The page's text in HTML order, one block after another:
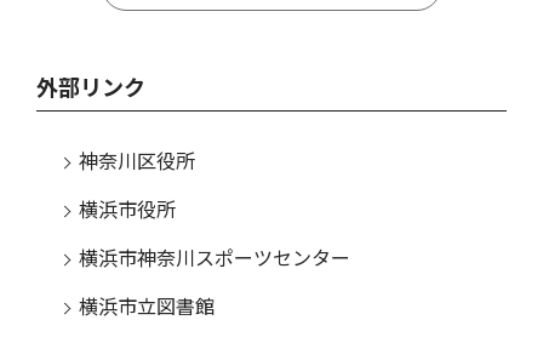
外部リンク
神奈川区役所
横浜市役所
横浜市神奈川スポーツセンター
横浜市立図書館